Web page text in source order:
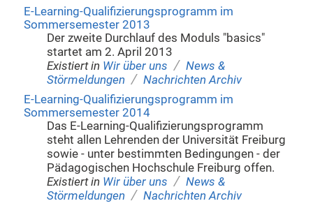
E-Learning-Qualifizierungsprogramm im
Sommersemester 2013
Der zweite Durchlauf des Moduls "basics"
startet am 2. April 2013
Existiert in Wir über uns / News &
Störmeldungen / Nachrichten Archiv
E-Learning-Qualifizierungsprogramm im
Sommersemester 2014
Das E-Learning-Qualifizierungsprogramm
steht allen Lehrenden der Universität Freiburg
sowie - unter bestimmten Bedingungen - der
Pädagogischen Hochschule Freiburg offen.
Existiert in Wir über uns / News &
Störmeldungen / Nachrichten Archiv